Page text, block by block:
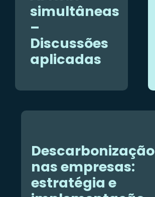
simultâneas
–
Discussões
aplicadas
Descarbonização
nas empresas:
estratégia e